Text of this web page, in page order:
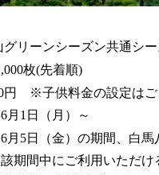
リーンシーズン共通シ
枚(先着順)
円 ※子供料金の設定はご
月1日（月）～
月5日（金）の期間、白
期間中にご利用いただ